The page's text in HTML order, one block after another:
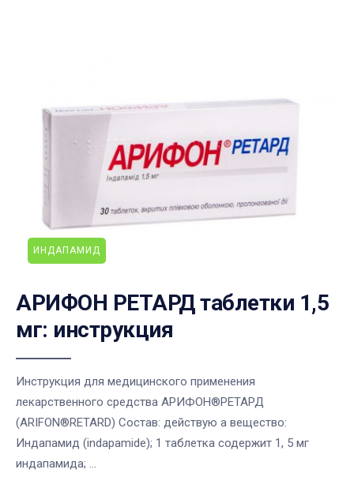
ИНДАПАМИД
АРИФОН РЕТАРД таблетки 1,5
мг: инструкция
Инструкция для медицинского применения
лекарственного средства АРИФОН®РЕТАРД
(ARIFON®RETARD) Состав: действую а вещество:
Индапамид (indapamide); 1 таблетка содержит 1, 5 мг
индапамида; ...